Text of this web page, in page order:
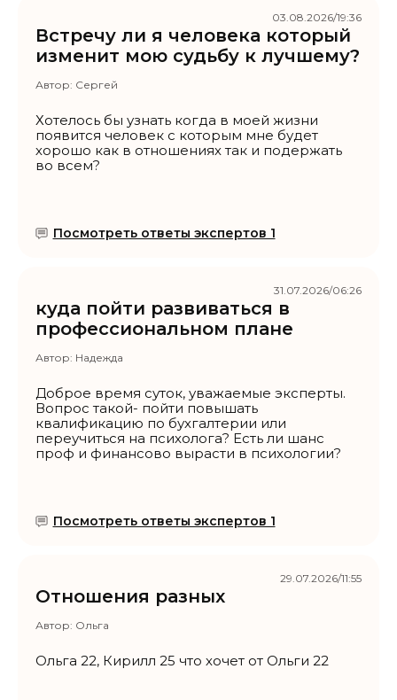
Встречу ли я человека который
изменит мою судьбу к лучшему?
Автор: Сергей
Хотелось бы узнать когда в моей жизни
появится человек с которым мне будет
хорошо как в отношениях так и подержать
во всем?
Посмотреть ответы экспертов 1
03.08.2026/19:36
куда пойти развиваться в
профессиональном плане
Автор: Надежда
Доброе время суток, уважаемые эксперты.
Вопрос такой- пойти повышать
квалификацию по бухгалтерии или
переучиться на психолога? Есть ли шанс
проф и финансово вырасти в психологии?
Посмотреть ответы экспертов 1
31.07.2026/06:26
Отношения разных
Автор: Ольга
Ольга 22, Кирилл 25 что хочет от Ольги 22
29.07.2026/11:55